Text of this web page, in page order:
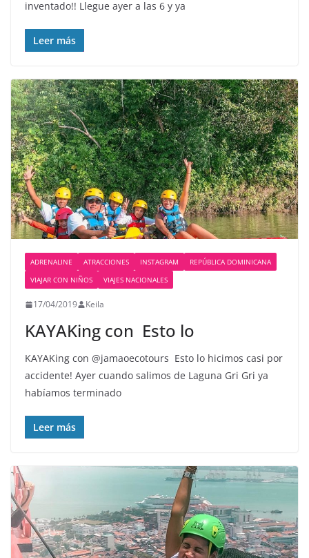
inventado!! Llegue ayer a las 6 y ya
Leer más
ADRENALINE ATRACCIONES INSTAGRAM
REPÚBLICA DOMINICANA
VIAJAR CON NIÑOS
VIAJES NACIONALES
17/04/2019 Keila
KAYAKing con ️ Esto lo
KAYAKing con @jamaoecotours ️ Esto lo hicimos casi por
accidente! Ayer cuando salimos de Laguna Gri Gri ya
habíamos terminado
Leer más